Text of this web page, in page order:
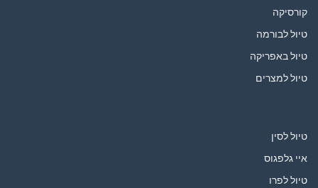
קורסיקה
טיול לבורמה
טיול באפריקה
טיול למצרים
טיול לסין
איי גלפגוס
טיול לפרו